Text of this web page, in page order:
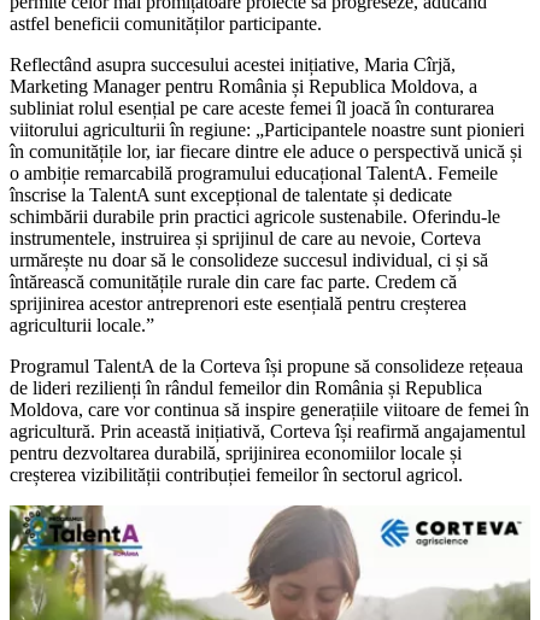
astfel beneficii comunităților participante.
Reflectând asupra succesului acestei inițiative, Maria Cîrjă,
Marketing Manager pentru România și Republica Moldova, a
subliniat rolul esențial pe care aceste femei îl joacă în conturarea
viitorului agriculturii în regiune: „Participantele noastre sunt pionieri
în comunitățile lor, iar fiecare dintre ele aduce o perspectivă unică și
o ambiție remarcabilă programului educațional TalentA. Femeile
înscrise la TalentA sunt excepțional de talentate și dedicate
schimbării durabile prin practici agricole sustenabile. Oferindu-le
instrumentele, instruirea și sprijinul de care au nevoie, Corteva
urmărește nu doar să le consolideze succesul individual, ci și să
întărească comunitățile rurale din care fac parte. Credem că
sprijinirea acestor antreprenori este esențială pentru creșterea
agriculturii locale.”
Programul TalentA de la Corteva își propune să consolideze rețeaua
de lideri rezilienți în rândul femeilor din România și Republica
Moldova, care vor continua să inspire generațiile viitoare de femei în
agricultură. Prin această inițiativă, Corteva își reafirmă angajamentul
pentru dezvoltarea durabilă, sprijinirea economiilor locale și
creșterea vizibilității contribuției femeilor în sectorul agricol.